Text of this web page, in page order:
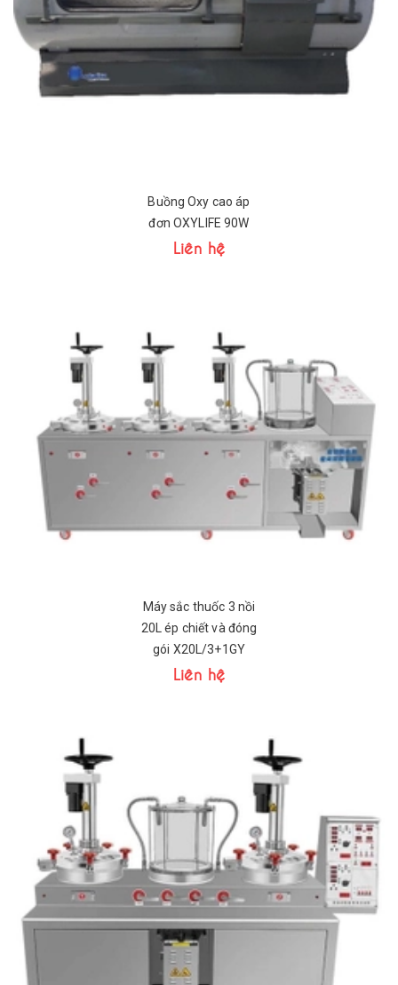
Buồng Oxy cao áp
đơn OXYLIFE 90W
Liên hệ
Máy sắc thuốc 3 nồi
20L ép chiết và đóng
gói X20L/3+1GY
Liên hệ